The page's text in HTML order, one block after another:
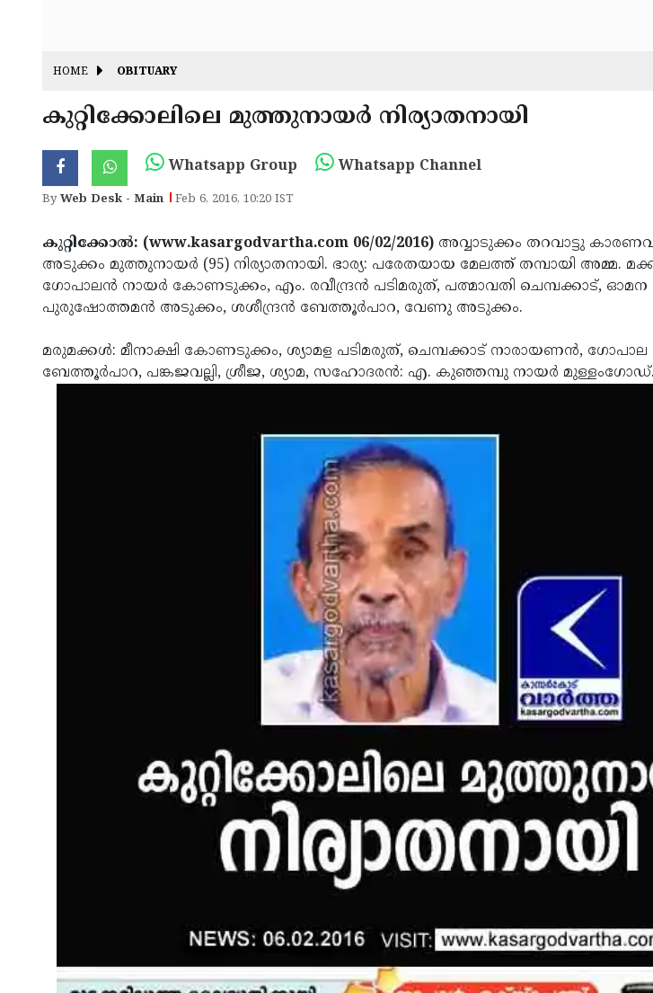
HOME OBITUARY
കുറ്റിക്കോലിലെ മുത്തുനായര്‍ നിര്യാതനായി
Whatsapp Group Whatsapp Channel
ByWeb Desk - Main Feb 6, 2016, 10:20 IST
കുറ്റിക്കോല്‍: (www.kasargodvartha.com 06/02/2016) അവ്വാടുക്കം തറവാട്ടു
അടുക്കം മുത്തുനായര്‍ (95) നിര്യാതനായി. ഭാര്യ: പരേതയായ മേലത്ത് തമ്പായി അമ്മ.
ഗോപാലന്‍ നായര്‍ കോണടുക്കം, എം. രവീന്ദ്രന്‍ പടിമരുത്, പത്മാവതി ചെമ്പക്കാട്,
പുരുഷോത്തമന്‍ അടുക്കം, ശശീന്ദ്രന്‍ ബേത്തൂര്‍പാറ, വേണു അടുക്കം.
മരുമക്കള്‍: മീനാക്ഷി കോണടുക്കം, ശ്യാമള പടിമരുത്, ചെമ്പക്കാട് നാരായണന്‍,
ബേത്തൂര്‍പാറ, പങ്കജവല്ലി, ശ്രീജ, ശ്യാമ, സഹോദരന്‍: എ. കുഞ്ഞമ്പു നായര്‍ മുള്ളംഗോഡ്.